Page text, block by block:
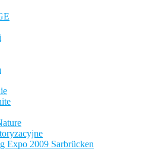
Expo 2009 Sarbrücken